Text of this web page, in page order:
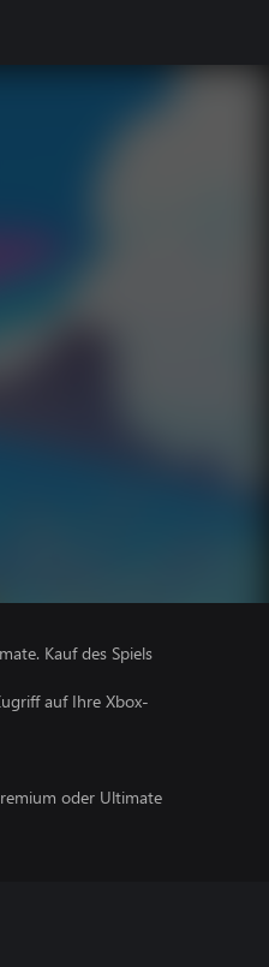
Kauf des Spiels
auf Ihre Xbox-
oder Ultimate